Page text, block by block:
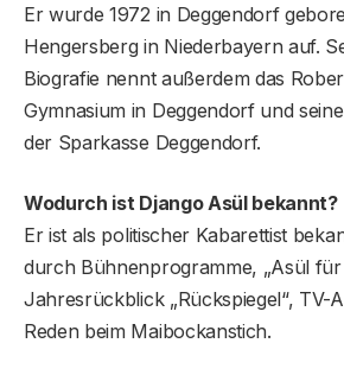
Er wurde 1972 in Deggendorf
Hengersberg in Niederbayern auf.
Biografie nennt außerdem das
Gymnasium in Deggendorf und
der Sparkasse Deggendorf.
Wodurch ist Django Asül bekannt?
Er ist als politischer Kabarettist
durch Bühnenprogramme, „Asül für
Jahresrückblick „Rückspiegel“, TV-
Reden beim Maibockanstich.